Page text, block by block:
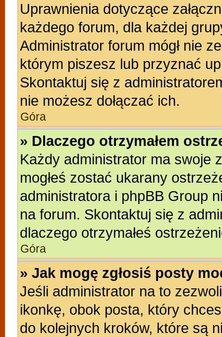
Uprawnienia dotyczące
każdego forum, dla każdej
Administrator forum mógł nie
którym piszesz lub przyznać
Skontaktuj się z
nie możesz dołączać ich.
Góra
» Dlaczego otrzymałem
Każdy administrator ma swoje
mogłeś zostać ukarany
administratora i phpBB Group
na forum. Skontaktuj się z
dlaczego otrzymałeś
Góra
» Jak mogę zgłosiś posty
Jeśli administrator na to
ikonkę, obok posta, który
do kolejnych kroków, które są